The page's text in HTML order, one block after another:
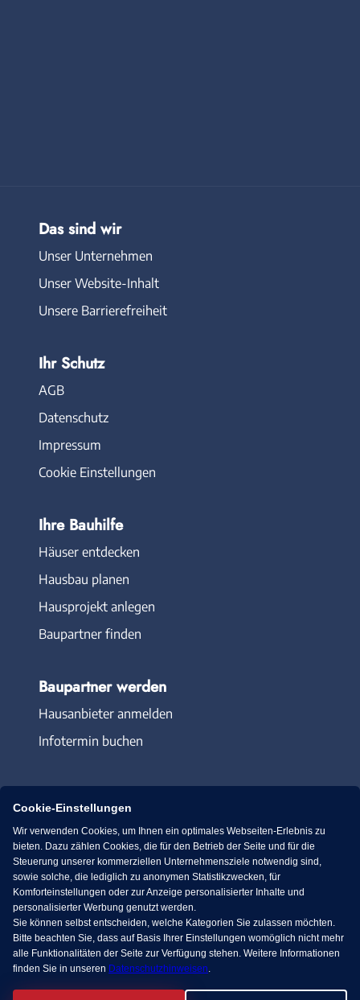
Das sind wir
Unser Unternehmen
Unser Website-Inhalt
Unsere Barrierefreiheit
Ihr Schutz
AGB
Datenschutz
Impressum
Cookie Einstellungen
Ihre Bauhilfe
Häuser entdecken
Hausbau planen
Hausprojekt anlegen
Baupartner finden
Baupartner werden
Hausanbieter anmelden
Infotermin buchen
Immowelt.de Bauen.de
Massivhaus.de Bungalow.de
Fertighaus.de
Cookie-Einstellungen
Wir verwenden Cookies, um Ihnen ein optimales Webseiten-Erlebnis zu
bieten. Dazu zählen Cookies, die für den Betrieb der Seite und für die
Steuerung unserer kommerziellen Unternehmensziele notwendig sind,
sowie solche, die lediglich zu anonymen Statistikzwecken, für
Komforteinstellungen oder zur Anzeige personalisierter Inhalte und
personalisierter Werbung genutzt werden.
Sie können selbst entscheiden, welche Kategorien Sie zulassen möchten.
Bitte beachten Sie, dass auf Basis Ihrer Einstellungen womöglich nicht mehr
alle Funktionalitäten der Seite zur Verfügung stehen. Weitere Informationen
finden Sie in unseren Datenschutzhinweisen.